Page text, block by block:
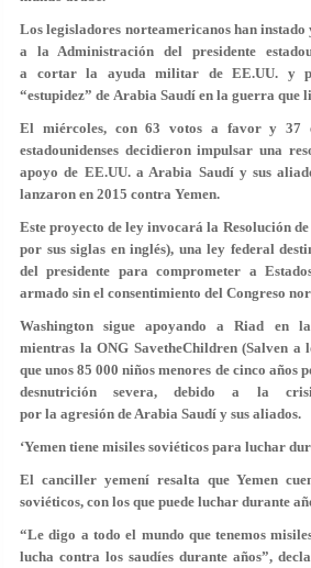
Los legisladores norteamericanos han instado
a la Administración del presidente
a cortar la ayuda militar de EE.UU. y
“estupidez” de Arabia Saudí en la guerra que
El miércoles, con 63 votos a favor y 37
estadounidenses decidieron impulsar una
apoyo de EE.UU. a Arabia Saudí y sus
lanzaron en 2015 contra Yemen.
Este proyecto de ley invocará la Resolución
por sus siglas en inglés), una ley federal
del presidente para comprometer a
armado sin el consentimiento del Congreso
Washington sigue apoyando a Riad en
mientras la ONG SavetheChildren (Salven a
que unos 85 000 niños menores de cinco
desnutrición severa, debido a la
por la agresión de Arabia Saudí y sus aliados.
‘Yemen tiene misiles soviéticos para luchar
El canciller yemení resalta que Yemen
soviéticos, con los que puede luchar durante
“Le digo a todo el mundo que tenemos
lucha contra los saudíes durante años”,